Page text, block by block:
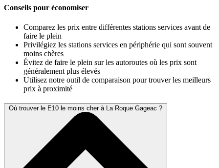
Conseils pour économiser
Comparez les prix entre différentes stations services avant de
faire le plein
Privilégiez les stations services en périphérie qui sont souvent
moins chères
Évitez de faire le plein sur les autoroutes où les prix sont
généralement plus élevés
Utilisez notre outil de comparaison pour trouver les meilleurs
prix à proximité
Où trouver le E10 le moins cher à La Roque Gageac ?